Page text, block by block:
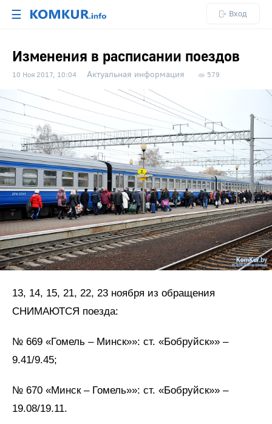
☰ Вход
Изменения в расписании поездов
10 Ноя 2017, 10:04 Актуальная информация 579
13, 14, 15, 21, 22, 23 ноября из обращения
СНИМАЮТСЯ поезда:
№ 669 «Гомель – Минск»»: ст. «Бобруйск»» –
9.41/9.45;
№ 670 «Минск – Гомель»»: ст. «Бобруйск»» –
19.08/19.11.